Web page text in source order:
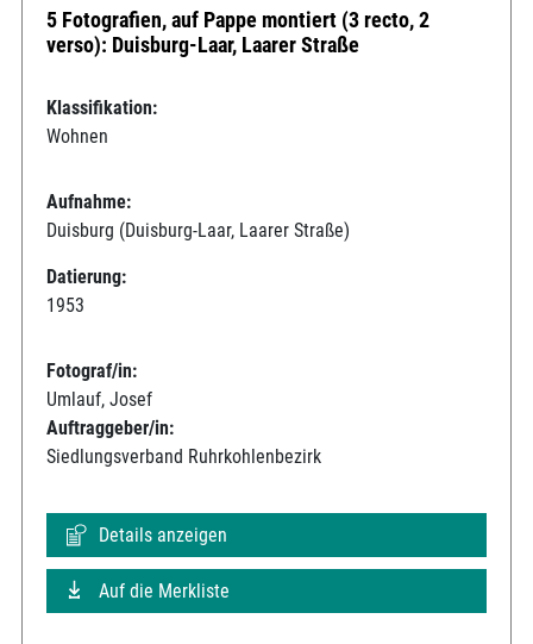
5 Fotografien, auf Pappe montiert (3 recto, 2
verso): Duisburg-Laar, Laarer Straße
Klassifikation:
Wohnen
Aufnahme:
Duisburg (Duisburg-Laar, Laarer Straße)
Datierung:
1953
Fotograf/in:
Umlauf, Josef
Auftraggeber/in:
Siedlungsverband Ruhrkohlenbezirk
Details anzeigen
Auf die Merkliste